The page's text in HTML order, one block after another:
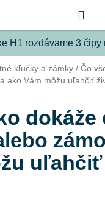
H1 rozdávame 3 čipy
kľučky a zámky / Čo
ako Vám môžu uľahčiť
dokáže